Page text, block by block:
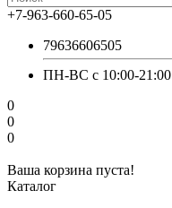
+7-963-660-65-05
79636606505
ПН-ВС с 10:00-21:00
0
0
0
Ваша корзина пуста!
Каталог